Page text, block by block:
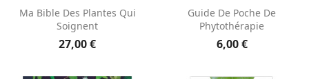
Ma Bible Des Plantes Qui
Soignent
27,00 €
Guide De Poche De
Phytothérapie
6,00 €